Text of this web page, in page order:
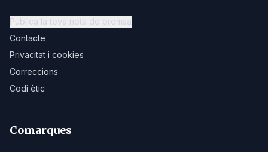
Publica la teva nota de premsa
Contacte
Privacitat i cookies
Correccions
Codi ètic
Comarques